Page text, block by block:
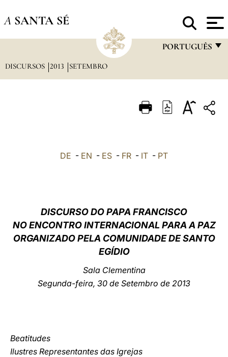
A SANTA SÉ
PORTUGUÊS
ITALIANO
中文
LATINE
DISCURSOS 2013 SETEMBRO
DE - EN - ES - FR - IT - PT
DISCURSO DO PAPA FRANCISCO
NO ENCONTRO INTERNACIONAL PARA A PAZ
ORGANIZADO PELA COMUNIDADE DE SANTO
EGÍDIO
Sala Clementina
Segunda-feira, 30 de Setembro de 2013
Beatitudes
Ilustres Representantes das Igrejas